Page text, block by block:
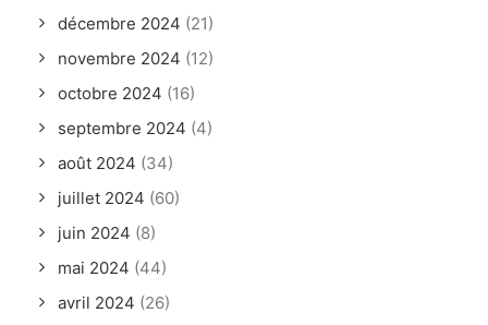
décembre 2024 (21)
novembre 2024 (12)
octobre 2024 (16)
septembre 2024 (4)
août 2024 (34)
juillet 2024 (60)
juin 2024 (8)
mai 2024 (44)
avril 2024 (26)